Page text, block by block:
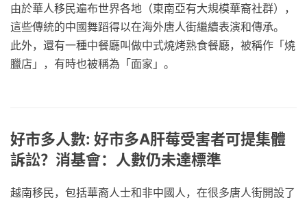
由於華人移民遍布世界各地（東南亞有大規模華裔社群），
這些傳統的中國舞蹈得以在海外唐人街繼續表演和傳承。
此外，還有一種中餐廳叫做中式燒烤熟食餐廳，被稱作「燒
臘店」，有時也被稱為「面家」。
好市多人數: 好市多A肝莓受害者可提集體
訴訟？消基會：人數仍未達標準
越南移民，包括華裔人士和非中國人，在很多唐人街開設了